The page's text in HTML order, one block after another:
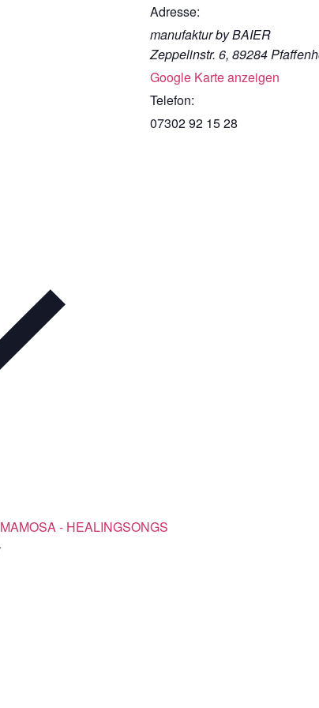
Adresse:
manufaktur by BAIER
Zeppelinstr. 6, 89284
Google Karte anzeigen
Telefon:
07302 92 15 28
MAMOSA - HEALINGSONGS